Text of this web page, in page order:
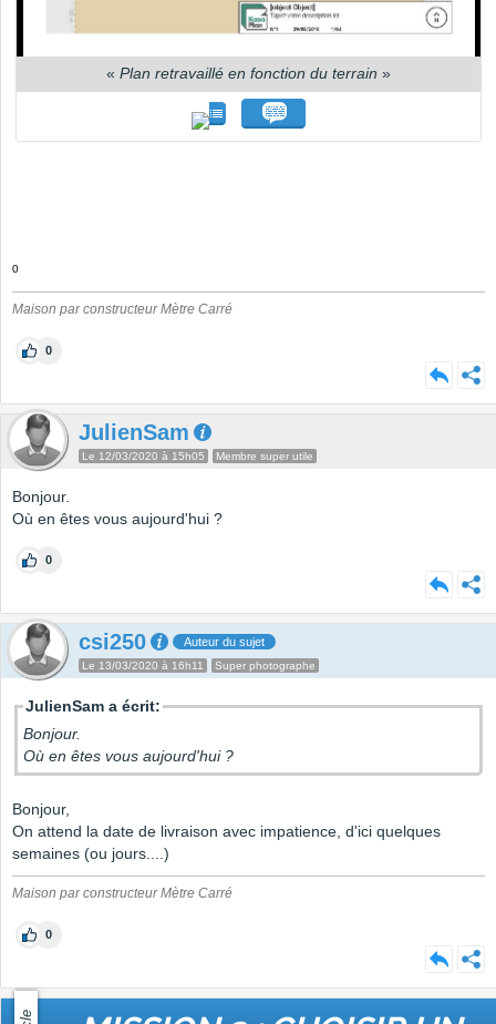
« Plan retravaillé en fonction du terrain »
0
Maison par constructeur Mètre Carré
0
JulienSam
Le 12/03/2020 à 15h05 Membre super utile
Bonjour.
Où en êtes vous aujourd'hui ?
0
csi250 Auteur du sujet
Le 13/03/2020 à 16h11 Super photographe
JulienSam a écrit:
Bonjour.
Où en êtes vous aujourd'hui ?
Bonjour,
On attend la date de livraison avec impatience, d'ici quelques
semaines (ou jours....)
Maison par constructeur Mètre Carré
0